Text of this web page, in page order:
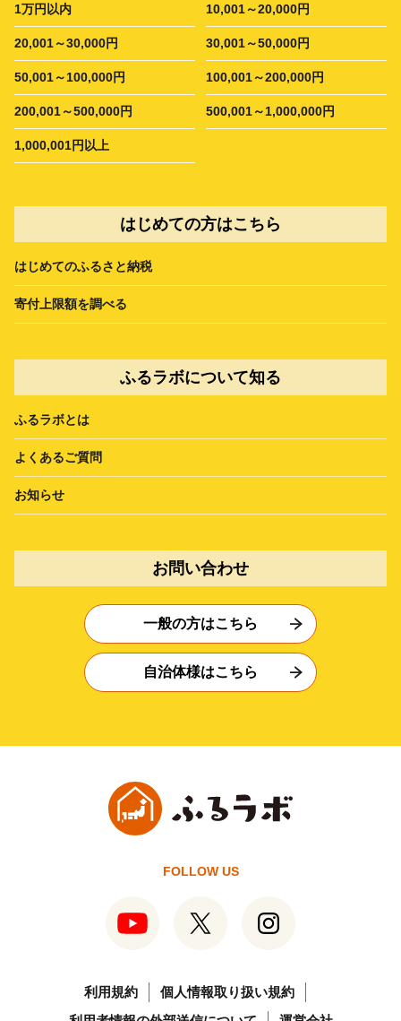
1万円以内 10,001～20,000円
20,001～30,000円 30,001～50,000円
50,001～100,000円 100,001～200,000円
200,001～500,000円 500,001～1,000,000円
1,000,001円以上
はじめての方はこちら
はじめてのふるさと納税
寄付上限額を調べる
ふるラボについて知る
ふるラボとは
よくあるご質問
お知らせ
お問い合わせ
一般の方はこちら
自治体様はこちら
FOLLOW US
利用規約
個人情報取り扱い規約